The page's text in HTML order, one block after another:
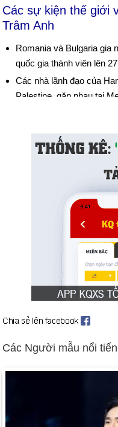
Các sự kiện thế giới
Trâm Anh
Romania và Bulgaria gia
quốc gia thành viên lên
Các nhà lãnh đạo của
Palestine, gặp nhau tại
nhằm chấm dứt các
Palestine thông qua
(ngày 17 tháng 3).
Gaza (ngày 13 tháng 6).
lãnh đạo của Hamas và
Hoa Kỳ bắt đầu "tăng
ngăn chặn các cuộc tấn
nổi dậy và dân quân
Tòa án Công lý Quốc tế
khoảng 8.000 người Hồi
ở Bosnia tại Srebrenica
cho al Qaeda. Anh ta là
3). Những người bị giam
Gerry Adams, nhà lãnh
Các Người mẫu nổi